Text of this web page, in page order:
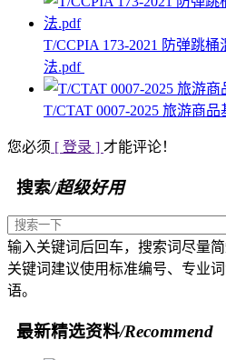
T/CCPIA 173-2021 防弹跳
法.pdf
T/CTAT 0007-2025 旅游商
您必须 [ 登录 ] 才能评论！
搜索/超级好用
输入关键词后回车，搜索词尽量简
关键词建议使用标准编号、专业
语。
最新精选资料/Recommend